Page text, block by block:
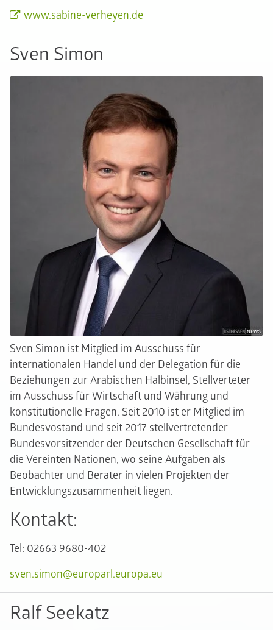
www.sabine-verheyen.de
Sven Simon
Sven Simon ist Mitglied im Ausschuss für
internationalen Handel und der Delegation für die
Beziehungen zur Arabischen Halbinsel, Stellverteter
im Ausschuss für Wirtschaft und Währung und
konstitutionelle Fragen. Seit 2010 ist er Mitglied im
Bundesvostand und seit 2017 stellvertretender
Bundesvorsitzender der Deutschen Gesellschaft für
die Vereinten Nationen, wo seine Aufgaben als
Beobachter und Berater in vielen Projekten der
Entwicklungszusammenheit liegen.
Kontakt:
Tel: 02663 9680-402
sven.simon@europarl.europa.eu
Ralf Seekatz